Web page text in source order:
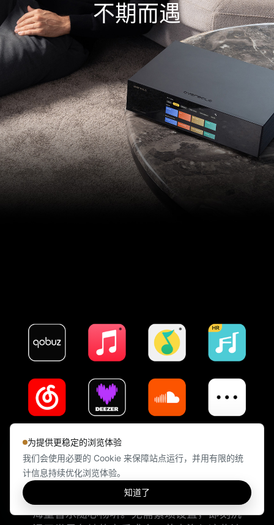
不期而遇
聆听海量音乐
内置全球主流流媒体音乐服务，深度集成
Tidal、Qobuz、网易云音乐、索尼精选等，
海量音乐随心畅听。无需繁琐设置，即刻沉
为提供更稳定的浏览体验
我们会使用必要的 Cookie 来保障站点运行，并用有限的统
计信息持续优化浏览体验。
知道了